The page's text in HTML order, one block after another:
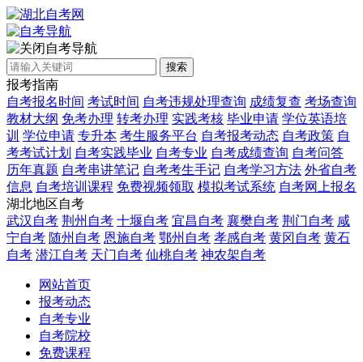
自考导航
搜索
报考指南
自考报名时间 考试时间 自考违规处理查询 成绩复查 考场查询
教材大纲 免考办理 转考办理 实践考核 毕业申请 学位英语培
训 学位申请 专升本 考生服务平台 自考报考动态 自考政策 自
考考试计划 自考实践毕业 自考专业 自考成绩查询 自考问答
历年真题 自考串讲笔记 自考考生手记 自考学习方法 外省自考
信息 自考培训课程 免费视频领取 模拟考试系统 自考网上报名
湖北地区自考
武汉自考 荆州自考 十堰自考 宜昌自考 襄樊自考 荆门自考 咸
宁自考 随州自考 恩施自考 鄂州自考 孝感自考 黄冈自考 黄石
自考 潜江自考 天门自考 仙桃自考 神农架自考
网站首页
报考动态
自考专业
自考院校
免费课程